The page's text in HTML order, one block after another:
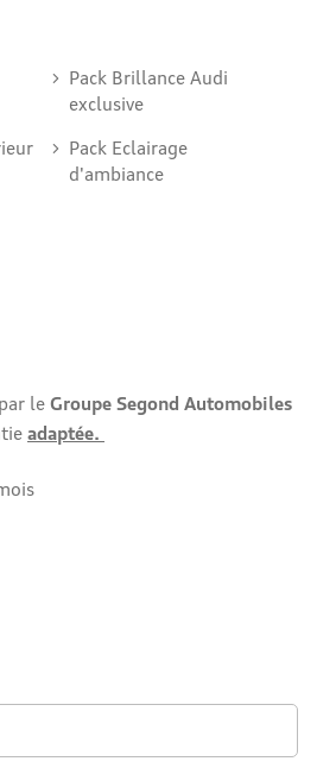
Pack Brillance Audi
exclusive
Pack Eclairage
d'ambiance
le Groupe Segond Automobiles
adaptée.